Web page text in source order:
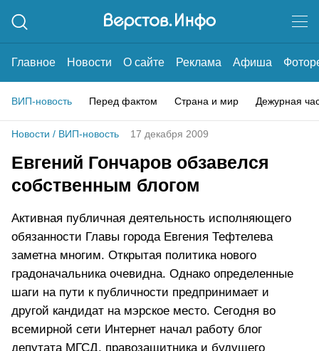
Главное Новости О сайте Реклама Афиша
ВИП-новость Перед фактом Страна и мир Дежурная
Новости / ВИП-новость 17 декабря 2009
Евгений Гончаров обзавелся
собственным блогом
Активная публичная деятельность исполняющего
обязанности Главы города Евгения Тефтелева
заметна многим. Открытая политика нового
градоначальника очевидна. Однако определенные
шаги на пути к публичности предпринимает и
другой кандидат на мэрское место. Сегодня во
всемирной сети Интернет начал работу блог
депутата МГСД, правозащитника и будущего